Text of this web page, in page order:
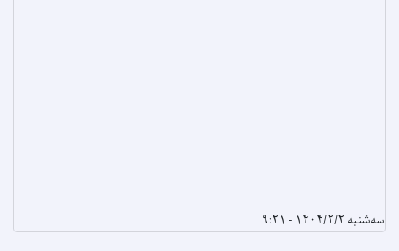
سه‌شنبه ۱۴۰۴/۲/۲ - ۹:۲۱